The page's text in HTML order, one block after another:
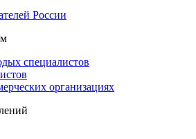
России
специалистов
организациях